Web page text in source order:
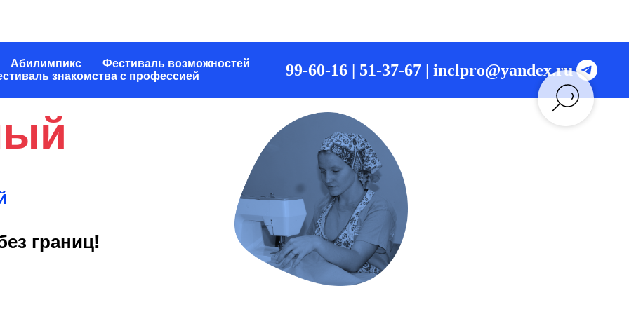
Абилимпикс
Фестиваль возможностей
знакомства с профессией
99-60-16 | 51-37-67 | inclpro@yandex.ru
границ!